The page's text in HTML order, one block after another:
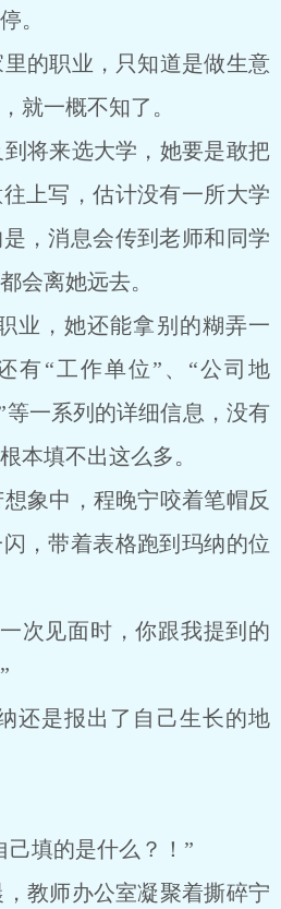
。
职业，只知道是做生意
就一概不知了。
来选大学，她要是敢把
上写，估计没有一所大学
，消息会传到老师和同学
会离她远去。
，她还能拿别的糊弄一
有“工作单位”、“公司地
等一系列的详细信息，没有
本填不出这么多。
中，程晚宁咬着笔帽反
，带着表格跑到玛纳的位
见面时，你跟我提到的
是报出了自己生长的地
填的是什么？！”
师办公室凝聚着撕碎宁